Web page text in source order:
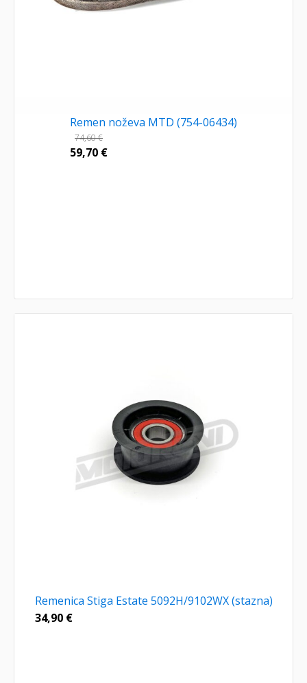
Remen noževa MTD (754-06434)
74,60€
59,70 €
Remenica Stiga Estate 5092H/9102WX (stazna)
34,90 €